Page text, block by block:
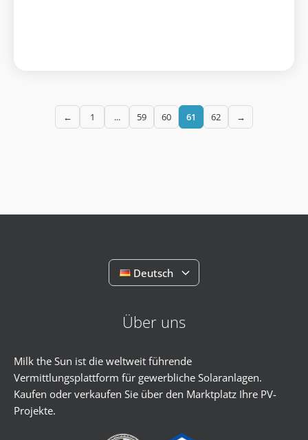
← 1 ... 59 60 61 62 →
Deutsch
Über uns
Milk the Sun ist die weltweit führende
Vermittlungsplattform für gewerbliche Solaranlagen.
Kaufen oder verkaufen Sie über den Marktplatz Ihre PV-
Projekte.